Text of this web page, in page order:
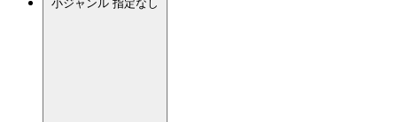
小ジャンル 指定なし